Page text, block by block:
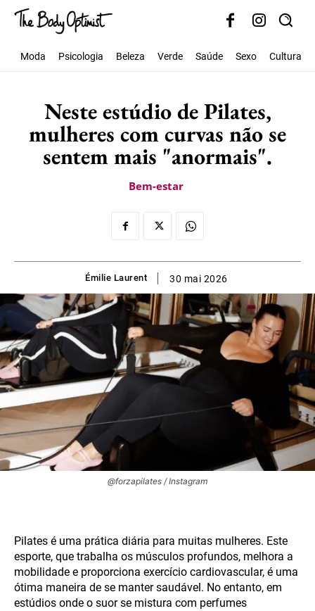
Moda Psicologia Beleza Verde Saúde Sexo Cultura
Neste estúdio de Pilates,
mulheres com curvas não se
sentem mais "anormais".
Bem-estar
Émilie Laurent 30 mai 2026
@forzapilates / Instagram
Pilates é uma prática diária para muitas mulheres. Este
esporte, que trabalha os músculos profundos, melhora a
mobilidade e proporciona exercício cardiovascular, é uma
ótima maneira de se manter saudável. No entanto, em
estúdios onde o suor se mistura com perfumes